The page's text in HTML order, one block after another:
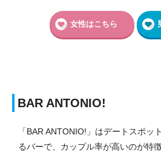
女性はこちら
BAR ANTONIO!
「BAR ANTONIO!」はデートスポッ
るバーで、カップル率が高いのが特徴